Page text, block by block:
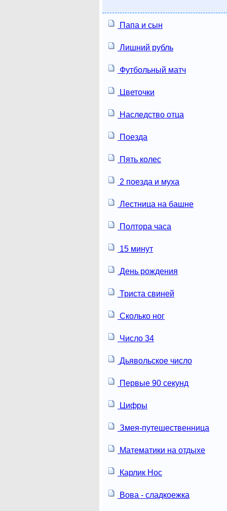
Папа и сын
Лишний рубль
Футбольный матч
Цветочки
Наследство отца
Поезда
Пять колес
2 поезда и муха
Лестница на башне
Полтора часа
15 минут
День рождения
Триста свиней
Сколько ног
Число 34
Дьявольское число
Первые 90 секунд
Цифры
Змея-путешественница
Математики на отдыхе
Карлик Нос
Вова - сладкоежка